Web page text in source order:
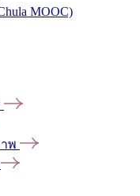
MOOC)
พ